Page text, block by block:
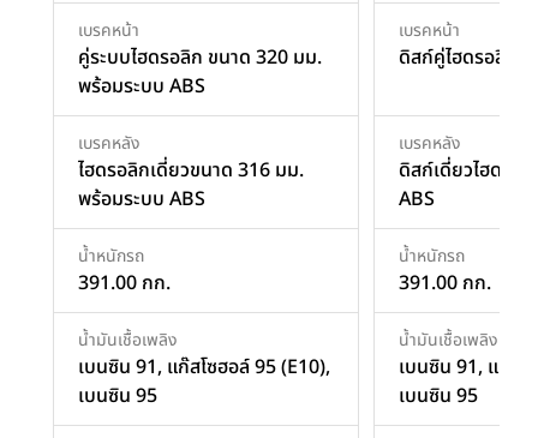
เบรคหน้า
คู่ระบบไฮดรอลิก ขนาด 320 มม.
พร้อมระบบ ABS
เบรคหลัง
ไฮดรอลิกเดี่ยวขนาด 316 มม.
พร้อมระบบ ABS
น้ำหนักรถ
391.00 กก.
น้ำมันเชื้อเพลิง
เบนซิน 91, แก๊สโซฮอล์ 95 (E10),
เบนซิน 95
เบรคหน้า
ดิสก์คู่ไฮดรอลิก
เบรคหลัง
ดิสก์เดี่ยวไฮดรอ
ABS
น้ำหนักรถ
391.00 กก.
น้ำมันเชื้อเพลิง
เบนซิน 91, แก๊สโ
เบนซิน 95